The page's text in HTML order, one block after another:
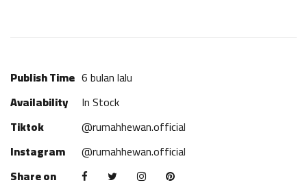
Publish Time 6 bulan lalu
Availability
In Stock
Tiktok
@rumahhewan.official
Instagram
@rumahhewan.official
Share on